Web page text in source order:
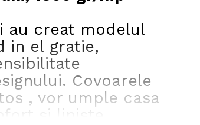
au creat modelul
in el gratie,
Covoarele
, vor umple casa
si liniste.